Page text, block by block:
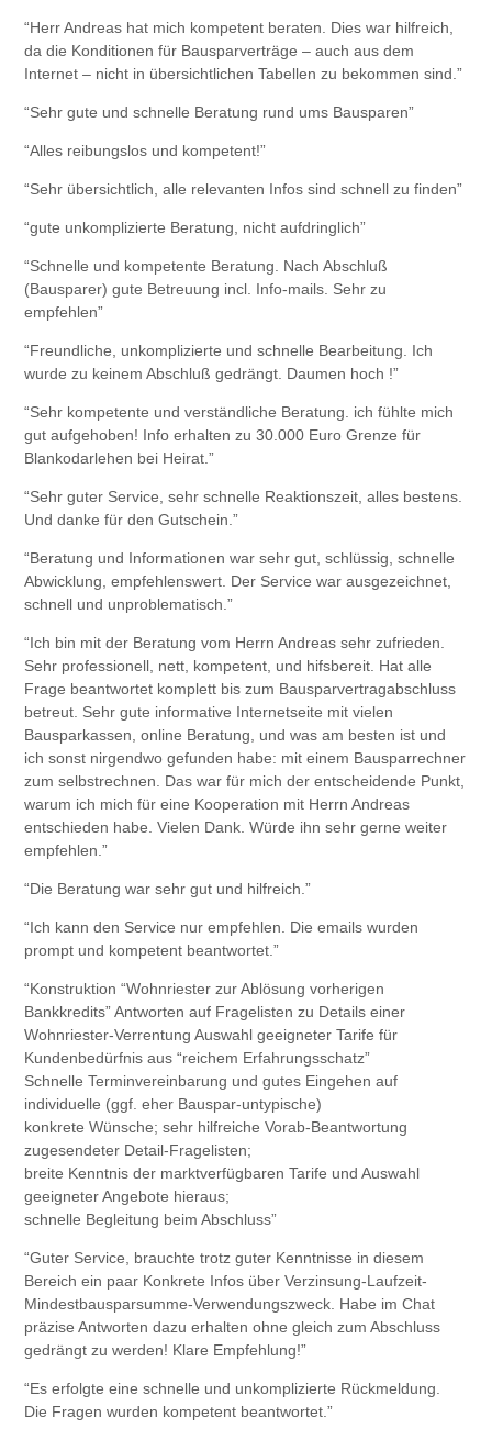
“Herr Andreas hat mich kompetent beraten. Dies war hilfreich,
da die Konditionen für Bausparverträge – auch aus dem
Internet – nicht in übersichtlichen Tabellen zu bekommen sind.”
“Sehr gute und schnelle Beratung rund ums Bausparen”
“Alles reibungslos und kompetent!”
“Sehr übersichtlich, alle relevanten Infos sind schnell zu finden”
“gute unkomplizierte Beratung, nicht aufdringlich”
“Schnelle und kompetente Beratung. Nach Abschluß
(Bausparer) gute Betreuung incl. Info-mails. Sehr zu
empfehlen”
“Freundliche, unkomplizierte und schnelle Bearbeitung. Ich
wurde zu keinem Abschluß gedrängt. Daumen hoch !”
“Sehr kompetente und verständliche Beratung. ich fühlte mich
gut aufgehoben! Info erhalten zu 30.000 Euro Grenze für
Blankodarlehen bei Heirat.”
“Sehr guter Service, sehr schnelle Reaktionszeit, alles bestens.
Und danke für den Gutschein.”
“Beratung und Informationen war sehr gut, schlüssig, schnelle
Abwicklung, empfehlenswert. Der Service war ausgezeichnet,
schnell und unproblematisch.”
“Ich bin mit der Beratung vom Herrn Andreas sehr zufrieden.
Sehr professionell, nett, kompetent, und hifsbereit. Hat alle
Frage beantwortet komplett bis zum Bausparvertragabschluss
betreut. Sehr gute informative Internetseite mit vielen
Bausparkassen, online Beratung, und was am besten ist und
ich sonst nirgendwo gefunden habe: mit einem Bausparrechner
zum selbstrechnen. Das war für mich der entscheidende Punkt,
warum ich mich für eine Kooperation mit Herrn Andreas
entschieden habe. Vielen Dank. Würde ihn sehr gerne weiter
empfehlen.”
“Die Beratung war sehr gut und hilfreich.”
“Ich kann den Service nur empfehlen. Die emails wurden
prompt und kompetent beantwortet.”
“Konstruktion “Wohnriester zur Ablösung vorherigen
Bankkredits” Antworten auf Fragelisten zu Details einer
Wohnriester-Verrentung Auswahl geeigneter Tarife für
Kundenbedürfnis aus “reichem Erfahrungsschatz”
Schnelle Terminvereinbarung und gutes Eingehen auf
individuelle (ggf. eher Bauspar-untypische)
konkrete Wünsche; sehr hilfreiche Vorab-Beantwortung
zugesendeter Detail-Fragelisten;
breite Kenntnis der marktverfügbaren Tarife und Auswahl
geeigneter Angebote hieraus;
schnelle Begleitung beim Abschluss”
“Guter Service, brauchte trotz guter Kenntnisse in diesem
Bereich ein paar Konkrete Infos über Verzinsung-Laufzeit-
Mindestbausparsumme-Verwendungszweck. Habe im Chat
präzise Antworten dazu erhalten ohne gleich zum Abschluss
gedrängt zu werden! Klare Empfehlung!”
“Es erfolgte eine schnelle und unkomplizierte Rückmeldung.
Die Fragen wurden kompetent beantwortet.”